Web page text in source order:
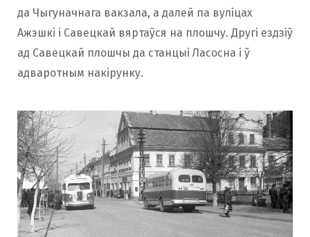
да Чыгуначнага вакзала, а далей па вуліцах
Ажэшкі і Савецкай вяртаўся на плошчу. Другі ездзіў
ад Савецкай плошчы да станцыі Ласосна і ў
адваротным накірунку.